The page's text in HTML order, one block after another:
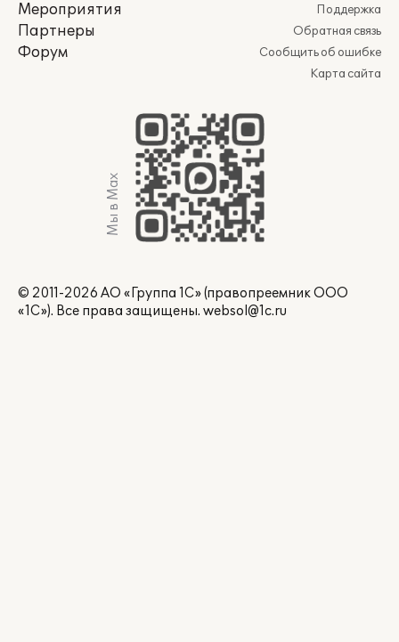
Мероприятия
Партнеры
Форум
Поддержка
Обратная связь
Сообщить об ошибке
Карта сайта
Мы в Max
© 2011-2026 АО «Группа 1С» (правопреемник ООО
«1С»). Все права защищены. websol@1c.ru